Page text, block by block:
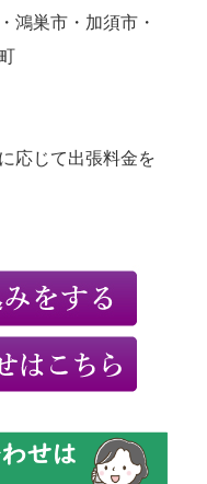
鴻巣市・加須市・
応じて出張料金を